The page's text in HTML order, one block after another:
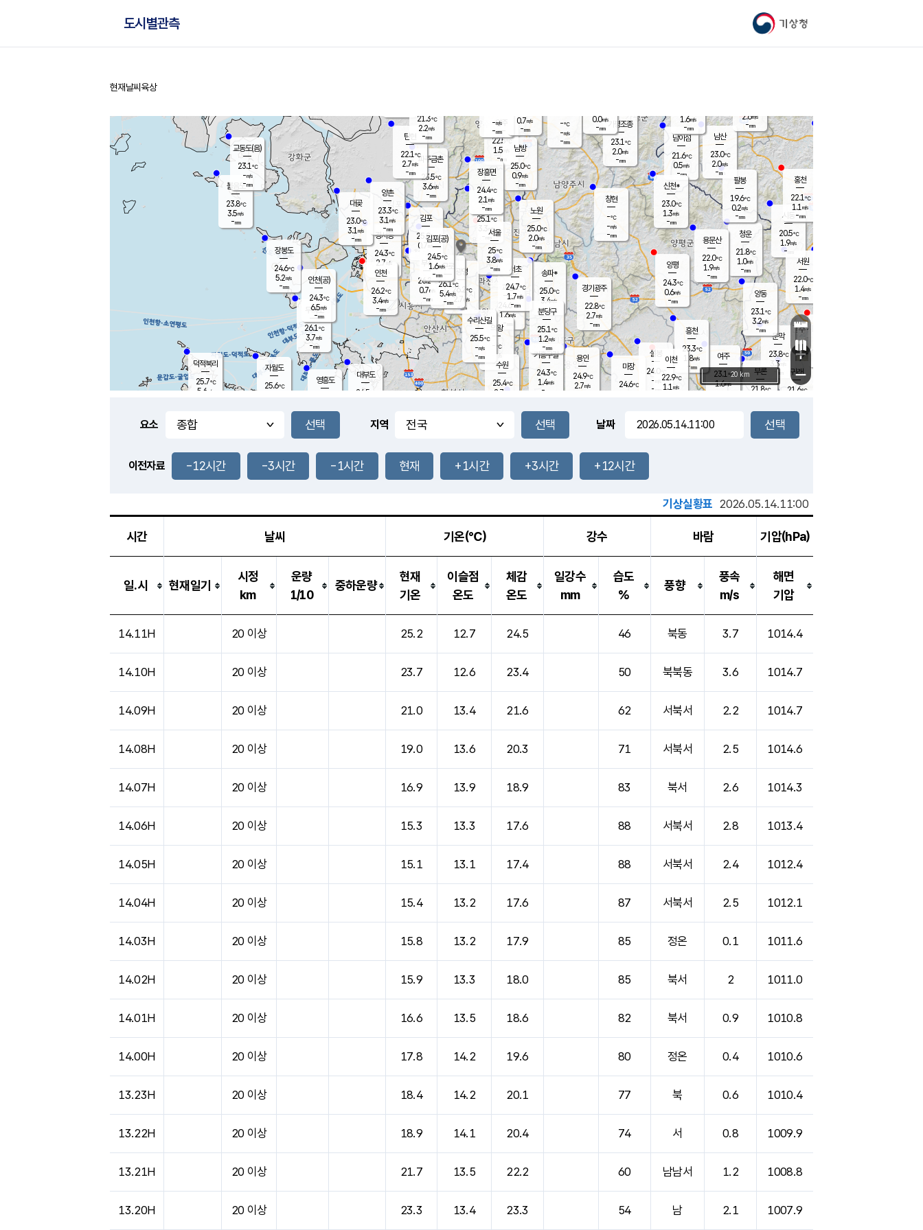
기상청
도시별관측
홈
현재날씨 육상
풍도
2.7m/s
문막
23.8℃
3.3m/s
mm
남이섬
21.6℃
0.5m/s
-mm
무의도
26.1℃
3.7m/s
-mm
영흥도
볼음도
23.8℃
3.5m/s
-mm
자월도
25.6℃
양주
22.5℃
1.5
-mm
부론
21.8℃
과천
24.6℃
1.6m/s
- mm
남산
23.0℃
2.0m/s
-mm
장봉도
24.6℃
5.2m/s
-mm
-mm
청운
21.8℃
1.0m/s
-mm
팔봉
19.6℃
0.2m/s
-mm
-mm
용인
24.9℃
2.7m/s
여주
23.1℃
1.6m/s
양동
23.1℃
3.2m/s
-mm
경기광주
22.8℃
2.7m/s
-mm
장호원
1.6m/s
-mm
24.4
℃
대부도
24.5
-
경서동
24.3℃
2.7 m/s
-mm
파주금촌
23.5℃
3.6m/s
-mm
가평조종
23.1℃
2.0m/s
-mm
-℃
-m/s
-mm
대곶
23.0℃
3.1 m/s
-mm
신천*
23.0℃
1.3m/s
-mm
창현
-℃
-m/s
-mm
탄현
22.1℃
2.7m/s
-mm
0.0m/s
-mm
24.9℃
0.0m/s
-mm
흥천
23.3℃
1.8m/s
-mm
마장
24.6℃
의왕
- ℃
m/s
mm
김포
25.0℃
0.7 m/s
mm
설봉
24.0
-m/s
- mm
광명
26.2 ℃
2.7 m/s
-mm
부천
26.2℃
0.7m/s
-mm
-mm
양촌
23.3℃
3.1 m/s
-mm
구로
26.1℃
5.4m/s
-mm
은평
25.1℃
3.3 m/s
- mm
노원
25.0℃
2.0m/s
-mm
송파*
25.0℃
3.4m/s
-mm
서초
24.7℃
1.7m/s
-mm
남방
25.0℃
0.9m/s
-mm
기흥구갈
24.3℃
1.4m/s
-
수리산길
25.5℃
-m/s
-mm
분당구
25.1℃
1.2m/s
-mm
장흥면
24.4℃
2.1 m/s
-mm
-m/s
-mm
시동
20.5℃
1.9m/s
- mm
귀래
21.6℃
서원
22.0℃
1.4m/s
-mm
용문산
22.0℃
1.9m/s
-mm
덕적북리
25.7℃
5.6 m/s
인천(공)
24.3℃
6.5m/s
-mm
김포(공)
24.5℃
1.6m/s
-mm
교동도(음)
23.1℃
-m/s
-mm
홍천
22.1℃
1.1 m/s
-mm
이천
22.9℃
1.1 m/s
양평
24.3℃
0.6m/s
-mm
수원
25.4℃
2.7 m/s
인천
26.2℃
3.4m/s
-mm
서울
25℃
3.8m/s
-mm
2.6m/s
-mm
21.3℃
2.2m/s
-mm
0.7m/s
-mm
+
−
20 km
요소 지역 날짜
이전자료 -12시간 -3시간 -1시간 현재 +1시간 +3시간 +12시간
기상실황표 2026.05.14.11:00
시간 날씨 기온(℃) 강수 바람 기압(hPa)
일.시 현재일기
시정
km
운량
1/10
중하운량
현재
기온
이슬점
온도
체감
온도
일강수
mm
습도
%
풍향
풍속
m/s
해면
기압
14.11H 20 이상 25.2 12.7 24.5 46 북동 3.7 1014.4
14.10H 20 이상 23.7 12.6 23.4 50 북북동 3.6 1014.7
14.09H 20 이상 21.0 13.4 21.6 62 서북서 2.2 1014.7
14.08H 20 이상 19.0 13.6 20.3 71 서북서 2.5 1014.6
14.07H 20 이상 16.9 13.9 18.9 83 북서 2.6 1014.3
14.06H 20 이상 15.3 13.3 17.6 88 서북서 2.8 1013.4
14.05H 20 이상 15.1 13.1 17.4 88 서북서 2.4 1012.4
14.04H 20 이상 15.4 13.2 17.6 87 서북서 2.5 1012.1
14.03H 20 이상 15.8 13.2 17.9 85 정온 0.1 1011.6
14.02H 20 이상 15.9 13.3 18.0 85 북서 2 1011.0
14.01H 20 이상 16.6 13.5 18.6 82 북서 0.9 1010.8
14.00H 20 이상 17.8 14.2 19.6 80 정온 0.4 1010.6
13.23H 20 이상 18.4 14.2 20.1 77 북 0.6 1010.4
13.22H 20 이상 18.9 14.1 20.4 74 서 0.8 1009.9
13.21H 20 이상 21.7 13.5 22.2 60 남남서 1.2 1008.8
13.20H 20 이상 23.3 13.4 23.3 54 남 2.1 1007.9